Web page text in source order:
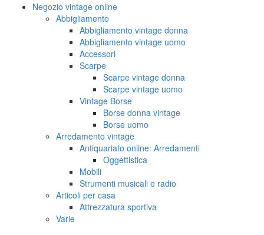
Negozio vintage online
Abbigliamento
Abbigliamento vintage donna
Abbigliamento vintage uomo
Accessori
Scarpe
Scarpe vintage donna
Scarpe vintage uomo
Vintage Borse
Borse donna vintage
Borse uomo
Arredamento vintage
Antiquariato online: Arredamenti
Oggettistica
Mobili
Strumenti musicali e radio
Articoli per casa
Attrezzatura sportiva
Varie